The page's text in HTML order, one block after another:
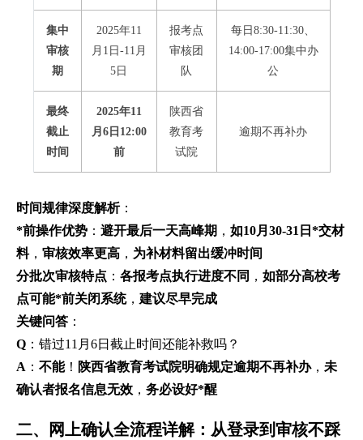
集中
审核
期
2025年11
月1日-11月
5日
报考点
审核团
队
每日8:30-11:30、
14:00-17:00集中办
公
最终
截止
时间
2025年11
月6日12:00
前
陕西省
教育考
试院
逾期不再补办
时间规律深度解析：
*前操作优势 ： 避开最后一天高峰期 ， 如10月30-31日*交材
料， 审核效率更高 ， 为补材料留出缓冲时间
分批次审核特点 ： 各报考点执行进度不同 ， 如部分高校考
点可能*前关闭系统， 建议尽早完成
关键问答 ：
Q ：错过11月6日截止时间还能补救吗？
A ： 不能！ 陕西省教育考试院明确规定逾期不再补办， 未
确认者报名信息无效 ， 务必设好*醒
二、网上确认全流程详解：从登录到审核不踩